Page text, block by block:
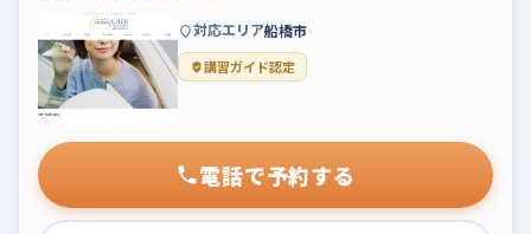
対応エリア船橋市
講習ガイド認定
電話で予約する